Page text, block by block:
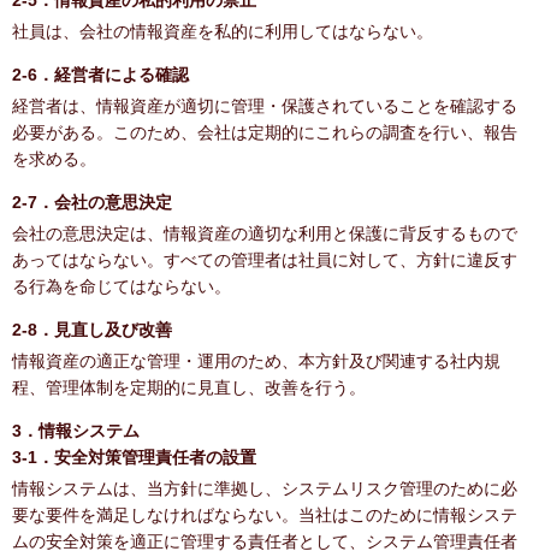
社員は、会社の情報資産を私的に利用してはならない。
2-6．経営者による確認
経営者は、情報資産が適切に管理・保護されていることを確認する
必要がある。このため、会社は定期的にこれらの調査を行い、報告
を求める。
2-7．会社の意思決定
会社の意思決定は、情報資産の適切な利用と保護に背反するもので
あってはならない。すべての管理者は社員に対して、方針に違反す
る行為を命じてはならない。
2-8．見直し及び改善
情報資産の適正な管理・運用のため、本方針及び関連する社内規
程、管理体制を定期的に見直し、改善を行う。
3．情報システム
3-1．安全対策管理責任者の設置
情報システムは、当方針に準拠し、システムリスク管理のために必
要な要件を満足しなければならない。当社はこのために情報システ
ムの安全対策を適正に管理する責任者として、システム管理責任者